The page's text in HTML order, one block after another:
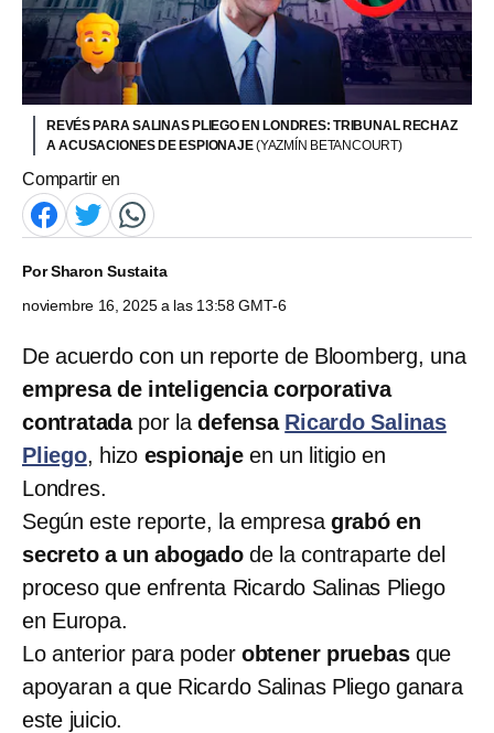
REVÉS PARA SALINAS PLIEGO EN LONDRES: TRIBUNAL RECHAZ
A ACUSACIONES DE ESPIONAJE(YAZMÍN BETANCOURT)
Compartir en
PorSharon Sustaita
noviembre 16, 2025 a las 13:58 GMT-6
De acuerdo con un reporte de Bloomberg, una
empresa de inteligencia corporativa
contratada por ladefensa Ricardo Salinas
Pliego, hizo espionajeen un litigio en
Londres.
Según este reporte, la empresa grabó en
secreto a un abogadode la contraparte del
proceso que enfrenta Ricardo Salinas Pliego
en Europa.
Lo anterior para poder obtener pruebasque
apoyaran a que Ricardo Salinas Pliego ganara
este juicio.